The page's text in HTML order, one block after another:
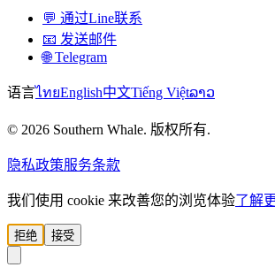
💬 通过Line联系
📧 发送邮件
🌐 Telegram
语言ไทยEnglish中文Tiếng Việtລາວ
© 2026 Southern Whale. 版权所有.
隐私政策服务条款
我们使用 cookie 来改善您的浏览体验 了解
拒绝 接受